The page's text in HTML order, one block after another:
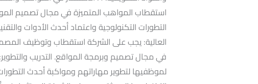
استقطاب المواهب المتميزة في مجال تصميم
التطورات التكنولوجية واعتماد أحدث الأدوات
العالية: يجب على الشركة استقطاب وتوظيف
في مجال تصميم وبرمجة المواقع. التدريب
لموظفيها لتطوير مهاراتهم ومواكبة أحدث